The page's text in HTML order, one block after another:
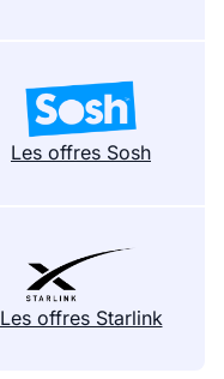
Les offres Sosh
Les offres Starlink